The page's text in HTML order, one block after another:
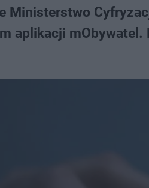
Ministerstwo
aplikacji